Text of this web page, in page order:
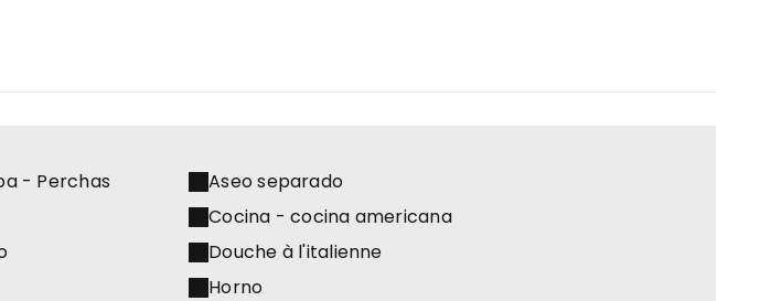
- Perchas
Aseo separado
Cocina - cocina americana
Douche à l'italienne
Horno